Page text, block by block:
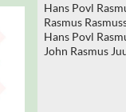
Hans Povl
Rasmus
Hans Povl
John Rasmus